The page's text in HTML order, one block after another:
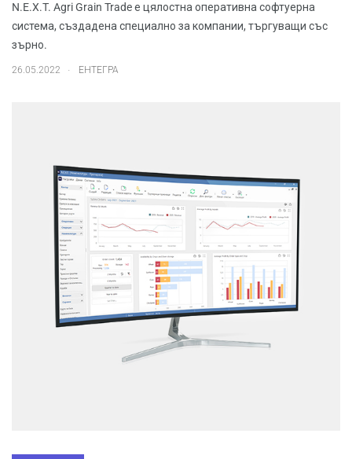
N.E.X.T. Agri Grain Trade е цялостна оперативна софтуерна
система, създадена специално за компании, търгуващи със
зърно.
26.05.2022 . ЕНТЕГРА